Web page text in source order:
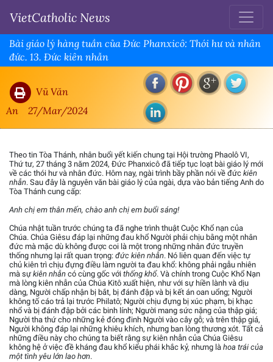
VietCatholic News
Bài giáo lý hàng tuần của Đức Phanxicô: Thói hư và nhân
đức. 13. Đức kiên nhẫn
Vũ Văn
An
27/Mar/2024
Theo tin Tòa Thánh, nhân buổi yết kiến chung tại Hội trường Phaolô VI,
Thứ tư, 27 tháng 3 năm 2024, Đức Phanxicô đã tiếp tục loạt bài giáo lý mới
về các thói hư và nhân đức. Hôm nay, ngài trình bầy phần nói về đức kiên
nhẫn. Sau đây là nguyên văn bài giáo lý của ngài, dựa vào bản tiếng Anh do
Tòa Thánh cung cấp:
Anh chị em thân mến, chào anh chị em buổi sáng!
Chúa nhật tuần trước chúng ta đã nghe trình thuật Cuộc Khổ nạn của
Chúa. Chúa Giêsu đáp lại những đau khổ Người phải chịu bằng một nhân
đức mà mặc dù không được coi là một trong những nhân đức truyền
thống nhưng lại rất quan trọng: đức kiên nhẫn. Nó liên quan đến việc tự
chủ kiên trì chịu đựng điều làm người ta đau khổ: không phải ngẫu nhiên
mà sự kiên nhẫn có cùng gốc với thống khổ. Và chính trong Cuộc Khổ Nạn
mà lòng kiên nhẫn của Chúa Kitô xuất hiện, như với sự hiền lành và dịu
dàng, Người chấp nhận bị bắt, bị đánh đập và bị kết án oan uổng; Người
không tố cáo trả lại trước Philatô; Người chịu đựng bị xúc phạm, bị khạc
nhổ và bị đánh đập bởi các binh lính; Người mang sức nặng của thập giá;
Người tha thứ cho những kẻ đóng đinh Người vào cây gỗ; và trên thập giá,
Người không đáp lại những khiêu khích, nhưng ban lòng thương xót. Tất cả
những điều này cho chúng ta biết rằng sự kiên nhẫn của Chúa Giêsu
không hệ ở việc đề kháng đau khổ kiểu phái khắc kỷ, nhưng là hoa trái của
một tình yêu lớn lao hơn.